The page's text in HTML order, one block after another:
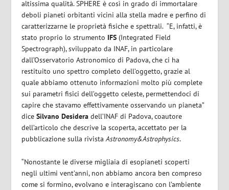
altissima qualità. SPHERE è così in grado di immortalare
deboli pianeti orbitanti vicini alla stella madre e perfino di
caratterizzarne le proprietà fisiche e spettrali. “E, infatti, è
stato proprio lo strumento IFS (Integrated Field
Spectrograph), sviluppato da INAF, in particolare
dall’Osservatorio Astronomico di Padova, che ci ha
restituito uno spettro completo dell’oggetto, grazie al
quale abbiamo ottenuto informazioni molto più complete
sui parametri fisici dell’oggetto celeste, permettendoci di
capire che stavamo effettivamente osservando un pianeta”
diceSilvano Desidera dell’INAF di Padova, coautore
dell’articolo che descrive la scoperta, accettato per la
pubblicazione sulla rivistaAstronomy&Astrophysics.
“Nonostante le diverse migliaia di esopianeti scoperti
negli ultimi vent’anni, non abbiamo ancora ben compreso
come si formino, evolvano e interagiscano con l’ambiente